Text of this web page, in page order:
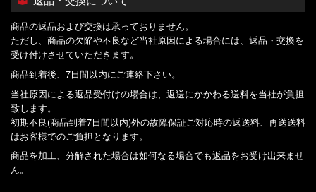
商品の返品および交換は承っておりません。
ただし、商品の欠陥や不良など当社原因による場合には、返品・交換を
受け付けさせていただきます。
商品到着後、7日間以内にご連絡下さい。
当社原因による返品受付けの場合は、返送にかかわる送料を当社が負担
致します。
初期不良(商品到着7日間以内)外の故障保証ご対応時の返送料、再送送料
はお客様でのご負担となります。
商品を加工、分解された場合は如何なる場合でも返品をお受け出来ませ
ん。